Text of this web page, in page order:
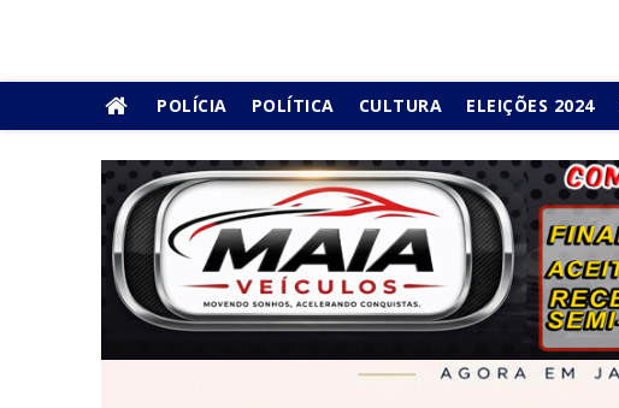
POLÍCIA POLÍTICA CULTURA ELEIÇÕES 2024